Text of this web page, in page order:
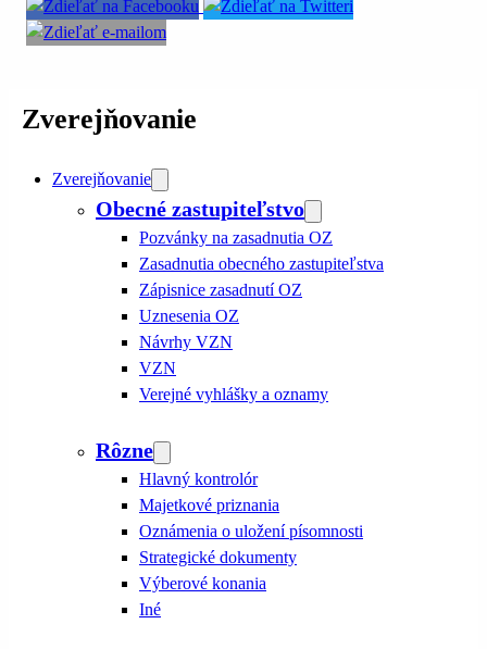
Zverejňovanie
Zverejňovanie
Obecné zastupiteľstvo
Pozvánky na zasadnutia OZ
Zasadnutia obecného zastupiteľstva
Zápisnice zasadnutí OZ
Uznesenia OZ
Návrhy VZN
VZN
Verejné vyhlášky a oznamy
Rôzne
Hlavný kontrolór
Majetkové priznania
Oznámenia o uložení písomnosti
Strategické dokumenty
Výberové konania
Iné